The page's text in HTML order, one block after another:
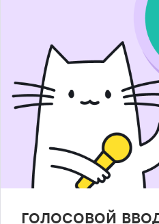
голосовой